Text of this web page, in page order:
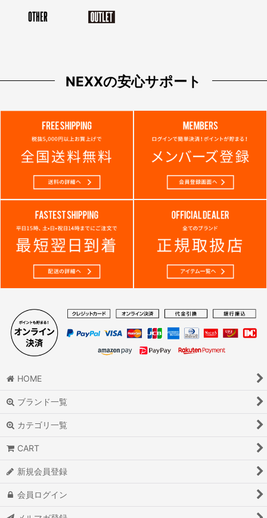
NEXXの安心サポート
HOME
ブランド一覧
カテゴリ一覧
CART
新規会員登録
会員ログイン